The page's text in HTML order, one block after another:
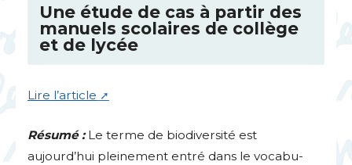
Une étude de cas à partir des
manuels scolaires de collège
et de lycée
Lire l’article
Résumé : Le terme de biodiversité est
aujourd’hui pleinement entré dans le vocabu-